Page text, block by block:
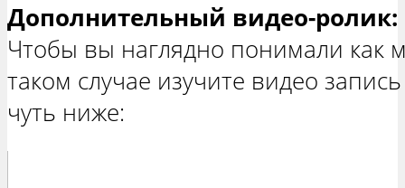
Дополнительный видео-ролик:
Чтобы вы наглядно понимали как
таком случае изучите видео
чуть ниже: